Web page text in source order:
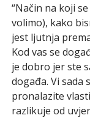
“Način na koji
volimo), kako
jest ljutnja
Kod vas se
je dobro jer ste
događa. Vi sada
pronalazite
razlikuje od